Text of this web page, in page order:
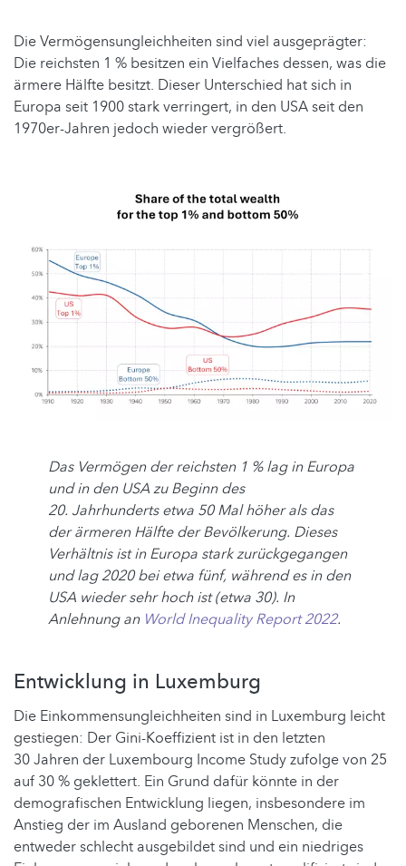
Die Vermögensungleichheiten sind viel ausgeprägter:
Die reichsten 1 % besitzen ein Vielfaches dessen, was die
ärmere Hälfte besitzt. Dieser Unterschied hat sich in
Europa seit 1900 stark verringert, in den USA seit den
1970er-Jahren jedoch wieder vergrößert.
Das Vermögen der reichsten 1 % lag in Europa
und in den USA zu Beginn des
20. Jahrhunderts etwa 50 Mal höher als das
der ärmeren Hälfte der Bevölkerung. Dieses
Verhältnis ist in Europa stark zurückgegangen
und lag 2020 bei etwa fünf, während es in den
USA wieder sehr hoch ist (etwa 30). In
Anlehnung an World Inequality Report 2022.
Entwicklung in Luxemburg
Die Einkommensungleichheiten sind in Luxemburg leicht
gestiegen: Der Gini-Koeffizient ist in den letzten
30 Jahren der Luxembourg Income Study zufolge von 25
auf 30 % geklettert. Ein Grund dafür könnte in der
demografischen Entwicklung liegen, insbesondere im
Anstieg der im Ausland geborenen Menschen, die
entweder schlecht ausgebildet sind und ein niedriges